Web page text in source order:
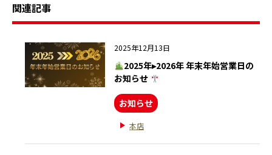
関連記事
2025年12月13日
2025年▸2026年 年末年始営業日の
お知らせ
お知らせ
本店